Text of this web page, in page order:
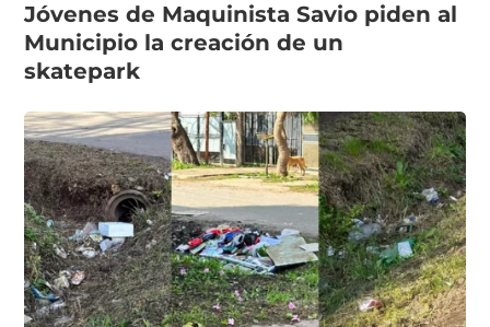
Jóvenes de Maquinista Savio piden al
Municipio la creación de un
skatepark